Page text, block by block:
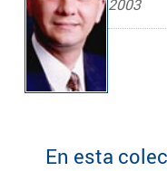
2003
En esta